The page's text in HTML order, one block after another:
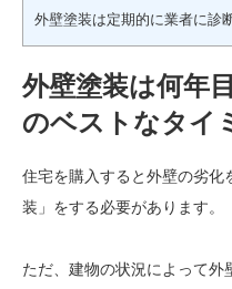
外壁塗装は定期的に業者に診
外壁塗装は何年
のベストなタイ
住宅を購入すると外壁の劣化
装」をする必要があります。
ただ、建物の状況によって外